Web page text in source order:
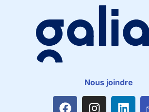
Nous joindre